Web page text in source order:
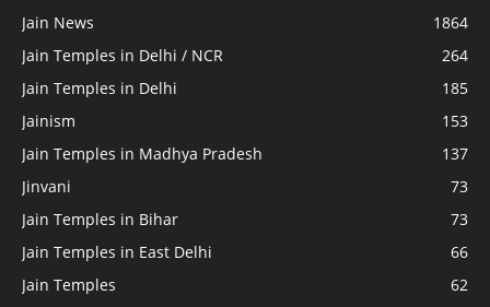
Jain News
1864
Jain Temples in Delhi / NCR
264
Jain Temples in Delhi
185
Jainism
153
Jain Temples in Madhya Pradesh
137
Jinvani
73
Jain Temples in Bihar
73
Jain Temples in East Delhi
66
Jain Temples
62